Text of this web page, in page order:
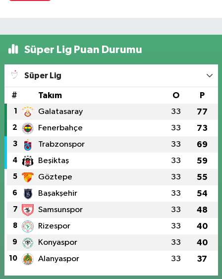
Süper Lig Puan Durumu
Süper Lig
# Takım O P
1 Galatasaray 33 77
2 Fenerbahçe 33 73
3 Trabzonspor 33 69
4 Beşiktaş 33 59
5 Göztepe 33 55
6 Başakşehir 33 54
7 Samsunspor 33 48
8 Rizespor 33 40
9 Konyaspor 33 40
10 Alanyaspor 33 37